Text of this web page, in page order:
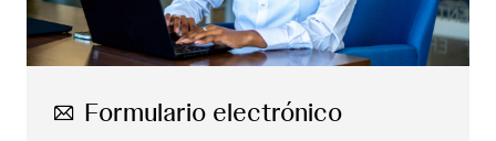
Formulario electrónico